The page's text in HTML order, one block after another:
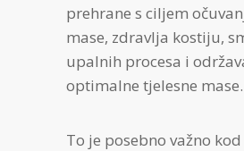
prehrane s ciljem
mase, zdravlja kostiju,
upalnih procesa i
optimalne tjelesne mase.
To je posebno važno